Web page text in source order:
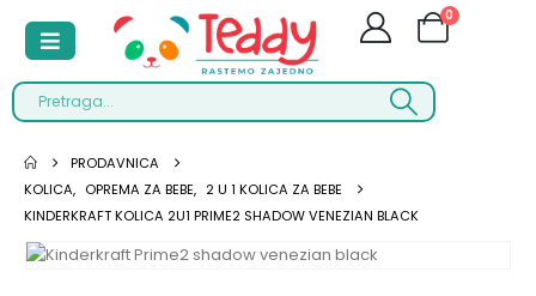
0
PRODAVNICA
KOLICA, OPREMA ZA BEBE, 2 U 1 KOLICA ZA BEBE
KINDERKRAFT KOLICA 2U1 PRIME2 SHADOW VENEZIAN BLACK